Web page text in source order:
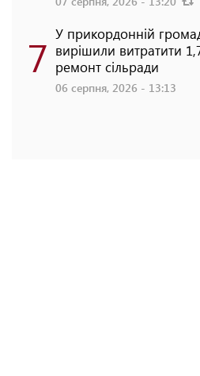
7 У прикордонній
вирішили витратити
ремонт сільради
06 серпня, 2026 - 13:13